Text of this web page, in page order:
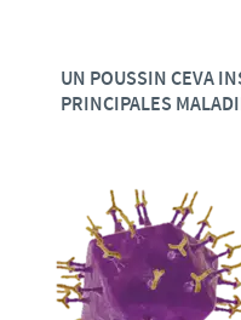
UN POUSSIN CEVA
PRINCIPALES